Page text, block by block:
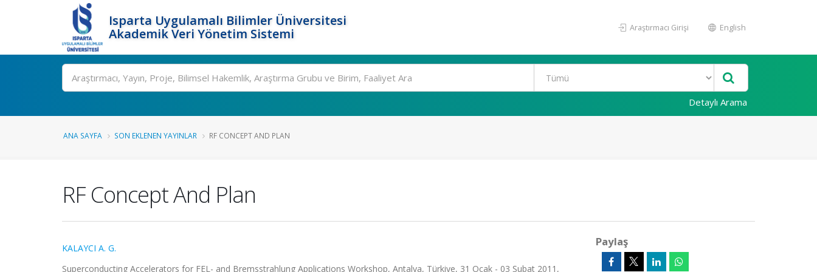
Isparta Uygulamalı Bilimler Üniversitesi
Akademik Veri Yönetim Sistemi
Araştırmacı Girişi English
Ara
Detaylı Arama
ANA SAYFA SON EKLENEN YAYINLAR RF CONCEPT AND PLAN
RF Concept And Plan
KALAYCI A. G.
Superconducting Accelerators for FEL- and Bremsstrahlung Applications Workshop, Antalya, Türkiye, 31 Ocak - 03 Şubat 2011,
Paylaş